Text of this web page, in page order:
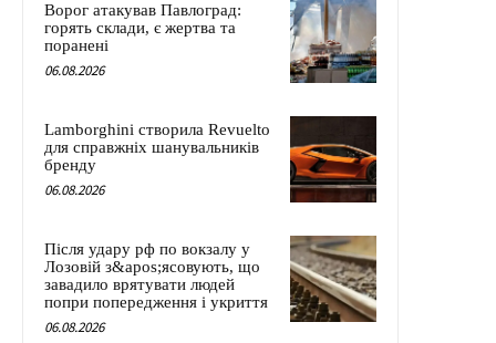
Ворог атакував Павлоград:
горять склади, є жертва та
поранені
06.08.2026
Lamborghini створила Revuelto
для справжніх шанувальників
бренду
06.08.2026
Після удару рф по вокзалу у
Лозовій з&apos;ясовують, що
завадило врятувати людей
попри попередження і укриття
06.08.2026